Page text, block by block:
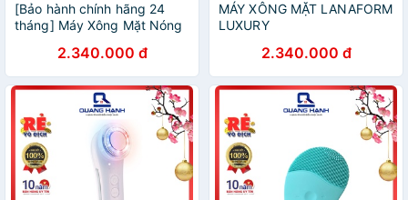
[Bảo hành chính hãng 24
tháng] Máy Xông Mặt Nóng
LA1312062.340.000 đ
MÁY XÔNG MẶT LANAFORM
LUXURY
2.340.000 đ